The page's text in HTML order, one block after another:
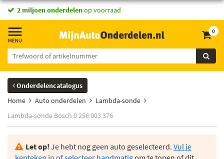
2 miljoen onderdelenop voorraad
0
Onderdelencatalogus
Home
Auto onderdelen
Lambda-sonde
Lambda-sonde Bosch 0 258 003 376
Let op! Je hebt nog geen auto geselecteerd. Vul je